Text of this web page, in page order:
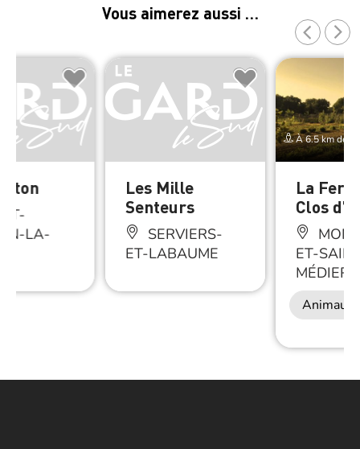
Vous aimerez aussi …
LA-
Les Mille
Senteurs
SERVIERS-
ET-LABAUME
À 6.5 km de
La
Clos
ET-
MÉDIERS
Animaux